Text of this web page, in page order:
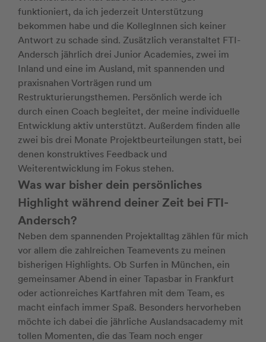
funktioniert, da ich jederzeit Unterstützung
bekommen habe und die KollegInnen sich keiner
Antwort zu schade sind. Zusätzlich veranstaltet FTI-
Andersch jährlich drei Junior Academies, zwei im
Inland und eine im Ausland, mit spannenden und
praxisnahen Vorträgen rund um
Restrukturierungsthemen. Persönlich werde ich
durch einen Coach begleitet, der meine individuelle
Entwicklung aktiv unterstützt. Außerdem finden alle
zwei bis drei Monate Projektbeurteilungen statt, bei
denen konstruktives Feedback und
Weiterentwicklung im Fokus stehen.
Was war bisher dein persönliches
Highlight während deiner Zeit bei FTI-
Andersch?
Neben dem spannenden Projektalltag zählen für mich
vor allem die zahlreichen Teamevents zu meinen
bisherigen Highlights. Ob Surfen in München, ein
gemeinsamer Abend in einer Tapasbar in Frankfurt
oder actionreiches Kartfahren mit dem Team, es
macht einfach immer Spaß. Besonders hervorheben
möchte ich dabei die jährliche Auslandsacademy mit
tollen Momenten, die das Team noch enger